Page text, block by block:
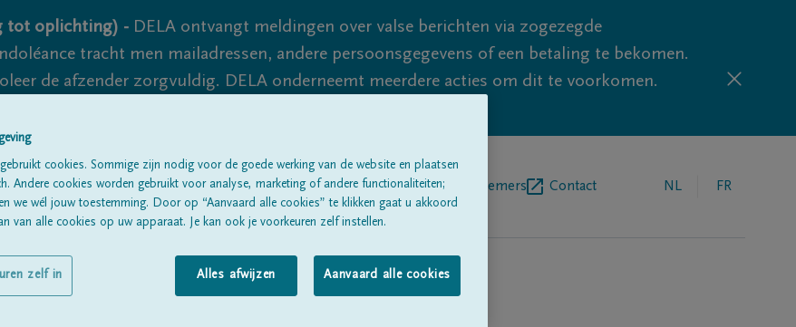
tot oplichting) - DELA ontvangt meldingen over valse berichten via zogezegde
tracht men mailadressen, andere persoonsgegevens of een betaling te bekomen.
de afzender zorgvuldig. DELA onderneemt meerdere acties om dit te voorkomen.
volledig uit te sluiten, dus blijf waakzaam.
Alle rouwberichten Over onsBegrafenisondernemers Contact NL FR
cookies. Sommige zijn nodig voor de goede werking van de website en plaatsen
Andere cookies worden gebruikt voor analyse, marketing of andere functionaliteiten;
we wél jouw toestemming. Door op “Aanvaard alle cookies” te klikken gaat u akkoord
van alle cookies op uw apparaat. Je kan ook je voorkeuren zelf instellen.
Alles afwijzen Aanvaard alle cookies
zelf in